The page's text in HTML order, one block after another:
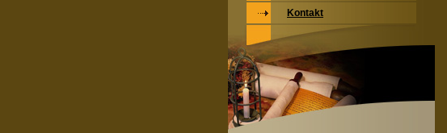
Kontakt